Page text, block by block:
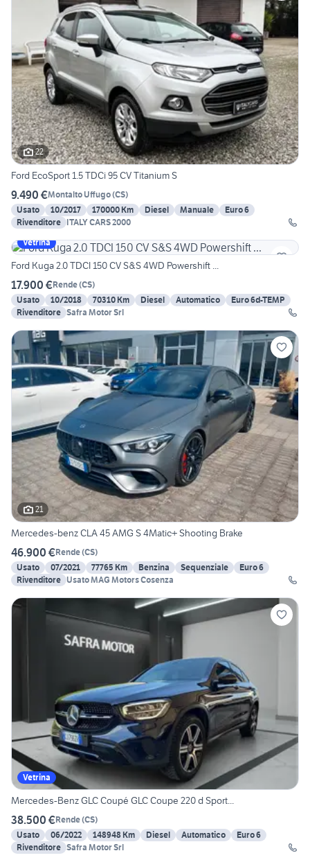
22
Ford EcoSport 1.5 TDCi 95 CV Titanium S
9.490 €Montalto Uffugo(CS)
Usato
10/2017 170000 Km Diesel Manuale
Euro 6
Rivenditore ITALY CARS 2000
Vetrina
Ford Kuga 2.0 TDCI 150 CV S&S 4WD Powershift ...
17.900 €Rende(CS)
Usato
10/2018 70310 Km Diesel Automatico
Euro 6d-TEMP
Rivenditore Safra Motor Srl
21
Mercedes-benz CLA 45 AMG S 4Matic+ Shooting Brake
46.900 €Rende(CS)
Usato
07/2021 77765 Km Benzina Sequenziale
Euro 6
Rivenditore Usato MAG Motors Cosenza
Vetrina
Mercedes-Benz GLC Coupé GLC Coupe 220 d Sport...
38.500 €Rende(CS)
Usato
06/2022 148948 Km Diesel Automatico
Euro 6
Rivenditore Safra Motor Srl